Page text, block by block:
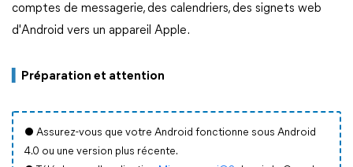
comptes de messagerie, des calendriers, des signets web
d'Android vers un appareil Apple.
Préparation et attention
● Assurez-vous que votre Android fonctionne sous Android
4.0 ou une version plus récente.